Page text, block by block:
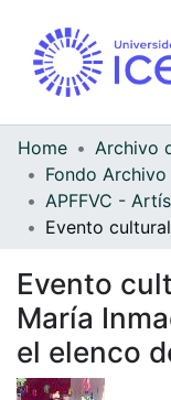
Home
Evento
María
el elenco